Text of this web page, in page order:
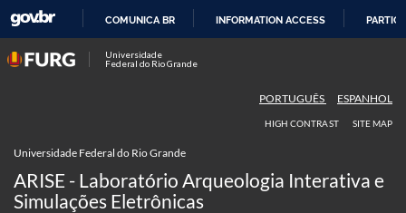
COMUNICA BR INFORMATION ACCESS
Universidade
Federal do Rio Grande
PORTUGUÊS ESPANHOL
HIGH CONTRAST SITE MAP
Universidade Federal do Rio Grande
ARISE - Laboratório Arqueologia Interativa e
Simulações Eletrônicas